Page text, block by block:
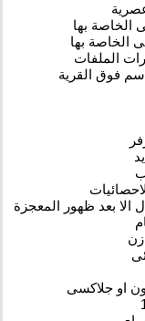
الخاصة بها
الخاصة بها
الملفات
فوق القرية
الا بعد ظهور المعجزة
او جلاكسى